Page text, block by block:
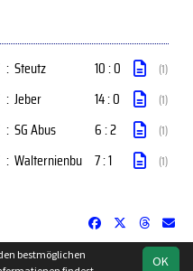
: Steutz 10 : 0 (1)
: Jeber 14 : 0 (1)
: SG Abus 6 : 2 (1)
: Walternienbu 7 : 1 (1)
OK
bestmöglichen